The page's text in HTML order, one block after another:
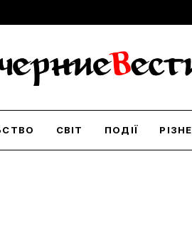
СВІТ ПОДІЇ РІЗНЕ